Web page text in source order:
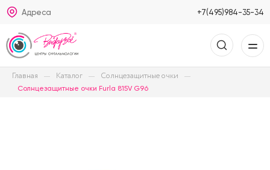
Адреса +7(495)984-35-34
Главная Каталог Солнцезащитные очки
Солнцезащитные очки Furla 815V G96